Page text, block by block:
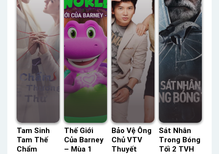
Tam Sinh
Tam Thế
Chẩm
Thế Giới
Của Barney
– Mùa 1
Bảo Vệ Ông
Chủ VTV
Thuyết
Sát Nhân
Trong Bóng
Tối 2 TVH